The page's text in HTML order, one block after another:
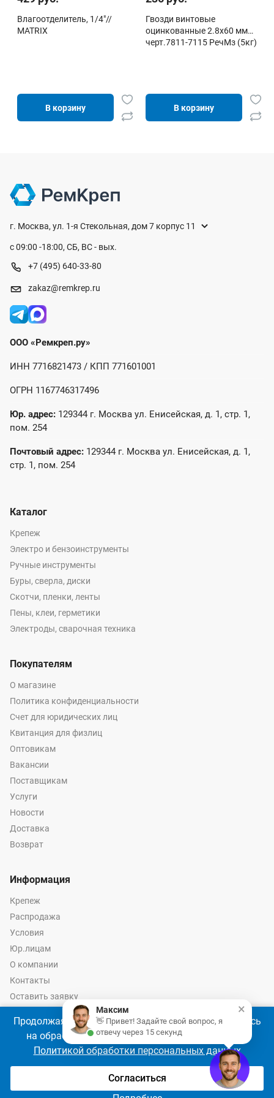
Влагоотделитель, 1/4"//
MATRIX
В корзину
Гвозди винтовые
оцинкованные 2.8х60 мм
черт.7811-7115 РечМз (5кг)
В корзину
г. Москва, ул. 1-я Стекольная, дом 7 корпус 11
с 09:00 -18:00, СБ, ВС - вых.
+7 (495) 640-33-80
zakaz@remkrep.ru
ООО «Ремкреп.ру»
ИНН 7716821473 / КПП 771601001
ОГРН 1167746317496
Юр. адрес: 129344 г. Москва ул. Енисейская, д. 1, стр. 1,
пом. 254
Почтовый адрес: 129344 г. Москва ул. Енисейская, д. 1,
стр. 1, пом. 254
Каталог
Крепеж
Электро и бензоинструменты
Ручные инструменты
Буры, сверла, диски
Скотчи, пленки, ленты
Пены, клеи, герметики
Электроды, сварочная техника
Покупателям
О магазине
Политика конфиденциальности
Счет для юридических лиц
Квитанция для физлиц
Оптовикам
Вакансии
Поставщикам
Услуги
Новости
Доставка
Возврат
Информация
Крепеж
Распродажа
Условия
Юр.лицам
О компании
Контакты
Оставить заявку
Калькулятор крепежа
© 2026 год Оптово-розничные продажи крепежа и инструмента -
Ремкреп.ру
Продолжая использовать наш сайт, Вы соглашаетесь
на обработку файлов cookie 🍪 в соответствии с
Политикой обработки персональных данных
Согласиться
×
Максим
👋 Привет! Задайте свой вопрос, я
отвечу через 15 секунд